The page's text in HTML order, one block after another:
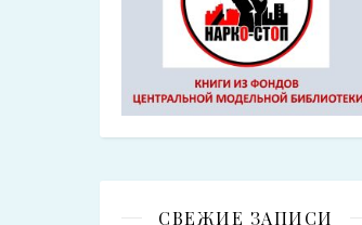
СВЕЖИЕ ЗАПИСИ